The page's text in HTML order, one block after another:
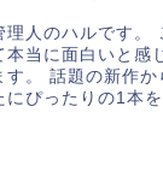
理人のハルです。
本当に面白いと感
す。 話題の新作
にぴったりの1本